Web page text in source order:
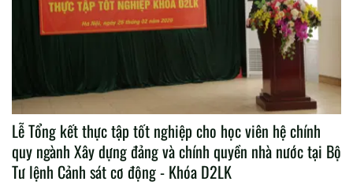
Lễ Tổng kết thực tập tốt nghiệp cho học viên hệ chính
quy ngành Xây dựng đảng và chính quyền nhà nước tại Bộ
Tư lệnh Cảnh sát cơ động - Khóa D2LK